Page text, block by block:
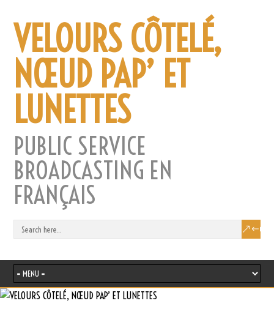
VELOURS CÔTELÉ,
NŒUD PAP’ ET
LUNETTES
PUBLIC SERVICE
BROADCASTING EN
FRANÇAIS